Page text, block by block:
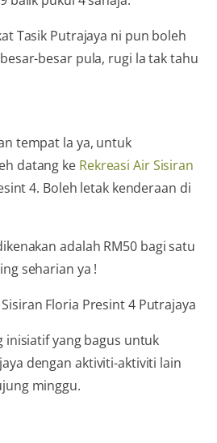
Tasik Putrajaya ni pun boleh
besar pula, rugi la tak tahu
tempat la ya, untuk
datang ke Rekreasi Air Sisiran
4. Boleh letak kenderaan di
adalah RM50 bagi satu
seharian ya !
inisiatif yang bagus untuk
dengan aktiviti-aktiviti lain
minggu.